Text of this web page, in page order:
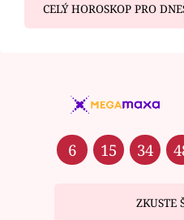
CELÝ HOROSKOP PRO
6 15 34
ZKUSTE